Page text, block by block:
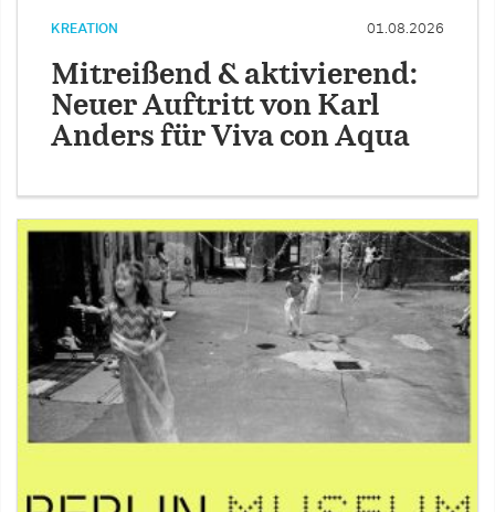
KREATION 01.08.2026
Mitreißend & aktivierend:
Neuer Auftritt von Karl
Anders für Viva con Aqua